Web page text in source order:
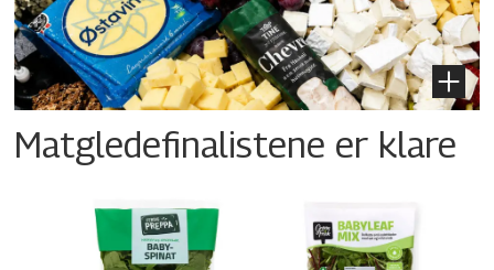
Matgledefinalistene er klare